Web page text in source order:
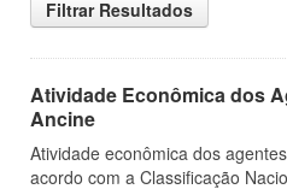
Filtrar Resultados
Atividade Econômica dos
Ancine
Atividade econômica dos
acordo com a Classificação